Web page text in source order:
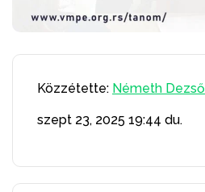
Közzétette: Németh Dezső
szept 23, 2025 19:44 du.